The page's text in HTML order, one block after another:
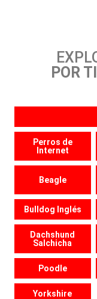
POR
Perros de
Internet
Beagle
Bulldog Inglés
Dachshund
Salchicha
Poodle
Yorkshire